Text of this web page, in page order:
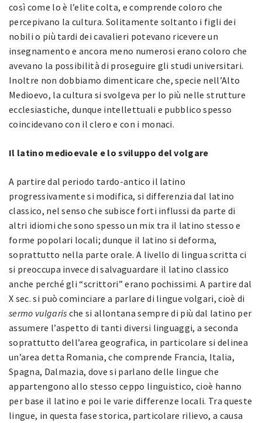
così come lo è l’elite colta, e comprende coloro che
percepivano la cultura. Solitamente soltanto i figli dei
nobili o più tardi dei cavalieri potevano ricevere un
insegnamento e ancora meno numerosi erano coloro che
avevano la possibilità di proseguire gli studi universitari.
Inoltre non dobbiamo dimenticare che, specie nell’Alto
Medioevo, la cultura si svolgeva per lo più nelle strutture
ecclesiastiche, dunque intellettuali e pubblico spesso
coincidevano con il clero e con i monaci.
Il latino medioevale e lo sviluppo del volgare
A partire dal periodo tardo-antico il latino
progressivamente si modifica, si differenzia dal latino
classico, nel senso che subisce forti influssi da parte di
altri idiomi che sono spesso un mix tra il latino stesso e
forme popolari locali; dunque il latino si deforma,
soprattutto nella parte orale. A livello di lingua scritta ci
si preoccupa invece di salvaguardare il latino classico
anche perché gli “scrittori” erano pochissimi. A partire dal
X sec. si può cominciare a parlare di lingue volgari, cioè di
sermo vulgaris che si allontana sempre di più dal latino per
assumere l’aspetto di tanti diversi linguaggi, a seconda
soprattutto dell’area geografica, in particolare si delinea
un’area detta Romania, che comprende Francia, Italia,
Spagna, Dalmazia, dove si parlano delle lingue che
appartengono allo stesso ceppo linguistico, cioè hanno
per base il latino e poi le varie differenze locali. Tra queste
lingue, in questa fase storica, particolare rilievo, a causa